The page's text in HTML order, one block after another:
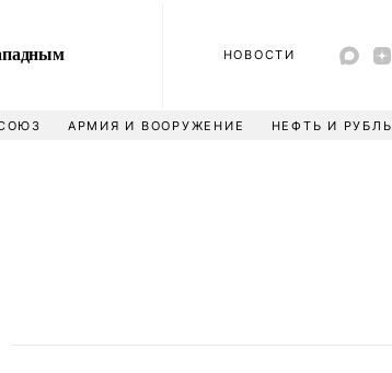
НОВОСТИ
АРМИЯ И ВООРУЖЕНИЕ НЕФТЬ И РУБЛЬ